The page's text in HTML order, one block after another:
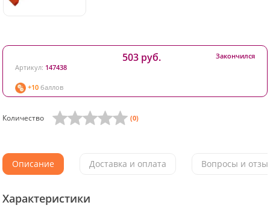
Артикул: 147438
+10 баллов
503 руб. Закончился
Количество (0)
Описание Доставка и оплата Вопросы и
Характеристики